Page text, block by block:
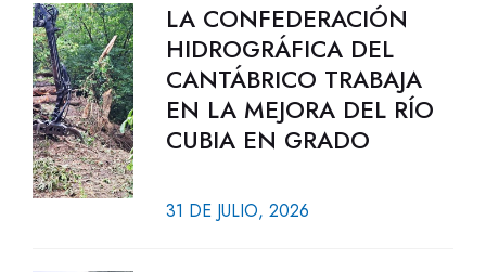
LA CONFEDERACIÓN
HIDROGRÁFICA DEL
CANTÁBRICO TRABAJA
EN LA MEJORA DEL RÍO
CUBIA EN GRADO
31 DE JULIO, 2026